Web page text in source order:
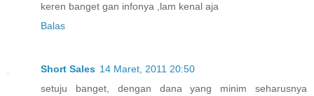
keren banget gan infonya ,lam kenal aja
Balas
Short Sales 14 Maret, 2011 20:50
setuju banget, dengan dana yang minim seharusnya